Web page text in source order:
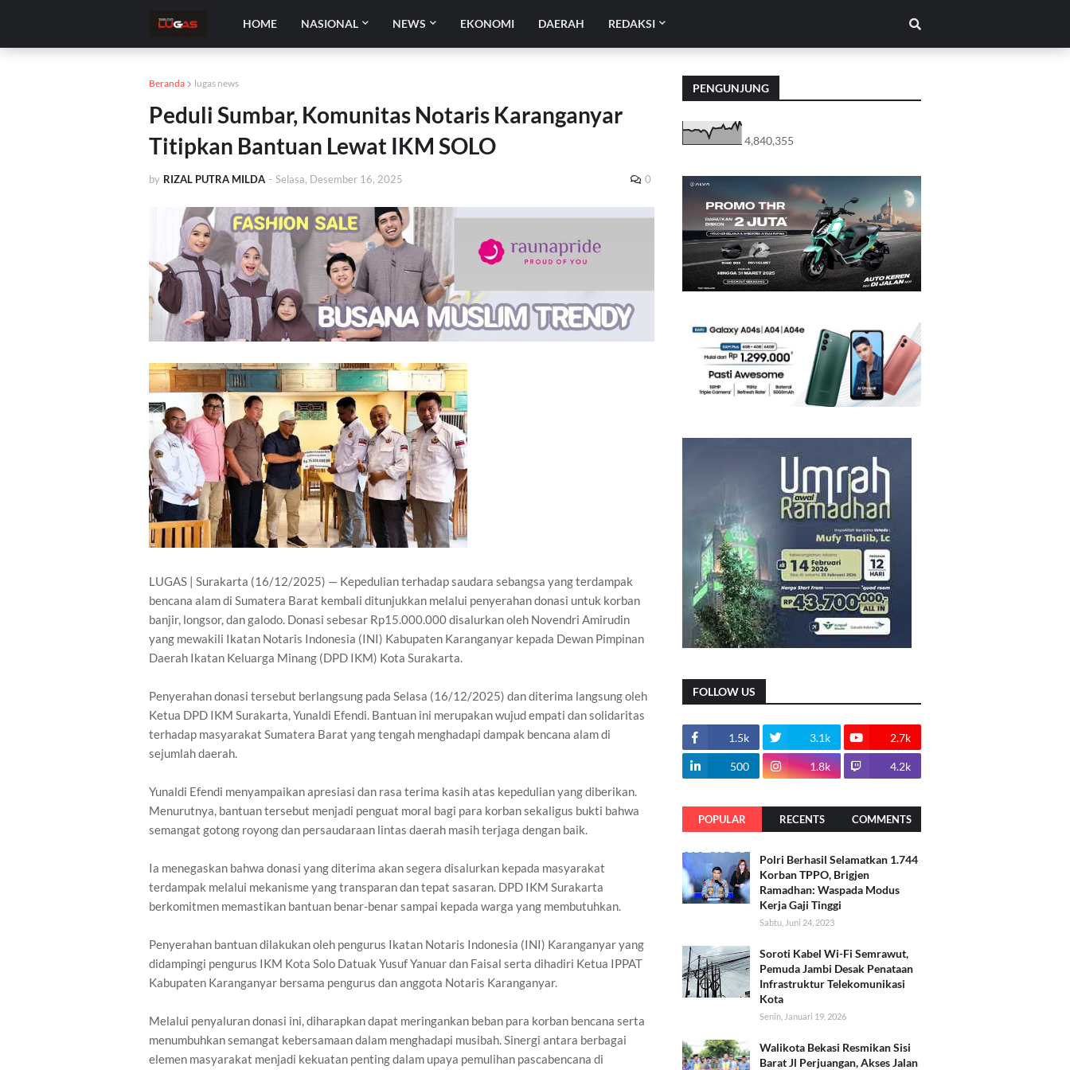
HOME NASIONAL NEWS EKONOMI DAERAH REDAKSI
Beranda lugas news
Peduli Sumbar, Komunitas Notaris Karanganyar
Titipkan Bantuan Lewat IKM SOLO
by RIZAL PUTRA MILDA - Selasa, Desember 16, 2025 0
LUGAS | Surakarta (16/12/2025) — Kepedulian terhadap saudara sebangsa yang terdampak
bencana alam di Sumatera Barat kembali ditunjukkan melalui penyerahan donasi untuk korban
banjir, longsor, dan galodo. Donasi sebesar Rp15.000.000 disalurkan oleh Novendri Amirudin
yang mewakili Ikatan Notaris Indonesia (INI) Kabupaten Karanganyar kepada Dewan Pimpinan
Daerah Ikatan Keluarga Minang (DPD IKM) Kota Surakarta.
Penyerahan donasi tersebut berlangsung pada Selasa (16/12/2025) dan diterima langsung oleh
Ketua DPD IKM Surakarta, Yunaldi Efendi. Bantuan ini merupakan wujud empati dan solidaritas
terhadap masyarakat Sumatera Barat yang tengah menghadapi dampak bencana alam di
sejumlah daerah.
Yunaldi Efendi menyampaikan apresiasi dan rasa terima kasih atas kepedulian yang diberikan.
Menurutnya, bantuan tersebut menjadi penguat moral bagi para korban sekaligus bukti bahwa
semangat gotong royong dan persaudaraan lintas daerah masih terjaga dengan baik.
Ia menegaskan bahwa donasi yang diterima akan segera disalurkan kepada masyarakat
terdampak melalui mekanisme yang transparan dan tepat sasaran. DPD IKM Surakarta
berkomitmen memastikan bantuan benar-benar sampai kepada warga yang membutuhkan.
Penyerahan bantuan dilakukan oleh pengurus Ikatan Notaris Indonesia (INI) Karanganyar yang
didampingi pengurus IKM Kota Solo Datuak Yusuf Yanuar dan Faisal serta dihadiri Ketua IPPAT
Kabupaten Karanganyar bersama pengurus dan anggota Notaris Karanganyar.
Melalui penyaluran donasi ini, diharapkan dapat meringankan beban para korban bencana serta
menumbuhkan semangat kebersamaan dalam menghadapi musibah. Sinergi antara berbagai
elemen masyarakat menjadi kekuatan penting dalam upaya pemulihan pascabencana di
PENGUNJUNG
4,840,355
FOLLOW US
1.5k 3.1k 2.7k
500 1.8k 4.2k
POPULAR RECENTS COMMENTS
Polri Berhasil Selamatkan 1.744
Korban TPPO, Brigjen
Ramadhan: Waspada Modus
Kerja Gaji Tinggi
Sabtu, Juni 24, 2023
Soroti Kabel Wi-Fi Semrawut,
Pemuda Jambi Desak Penataan
Infrastruktur Telekomunikasi
Kota
Senin, Januari 19, 2026
Walikota Bekasi Resmikan Sisi
Barat Jl Perjuangan, Akses Jalan